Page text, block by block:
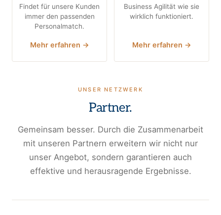
Findet für unsere Kunden
immer den passenden
Personalmatch.
Mehr erfahren →
Business Agilität wie sie
wirklich funktioniert.
Mehr erfahren →
UNSER NETZWERK
Partner.
Gemeinsam besser. Durch die Zusammenarbeit
mit unseren Partnern erweitern wir nicht nur
unser Angebot, sondern garantieren auch
effektive und herausragende Ergebnisse.